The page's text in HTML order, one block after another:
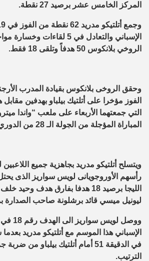
المركز الخامس عشر برصيد 27 نقطة.
الإسباني والتعادل في 5
الروخي بلانكوس 50 هدفاً وتلقى 18 فقط.
وحقق الروخى بلانكوس بقيادة المدرب
الفوز مؤخرا على أتلتيك بيلباو بهدفين
التي جمعتهما الأربعاء على ملعب “واندا
المباراة المؤجلة من الجولة الـ 28 من الدوري الإسباني.
ويتسلح أتلتيكو مدريد بجاهزية جميع اللاعبين
رأسهم الأوروجويانى لويس سواريز الذى
الليجا برصيد 18 هدفا بفارق هدف
ليونيل ميسي قائد برشلونة صاحب الصدارة برصيد
ووصل
الإسباني هذا الموسم مع أتلتيكو مدريد
في الدقيقة 51 أمام أتلتيك بيلباو
الترتيب.